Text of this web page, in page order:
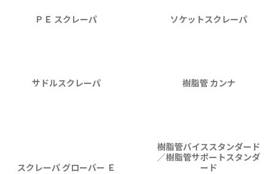
ＰＥ スクレーパ ソケットスクレーパ
サドルスクレーパ 樹脂管 カンナ
スクレーパ グローバー Ｅ
樹脂管バイススタンダード
／樹脂管サポートスタンダ
ード